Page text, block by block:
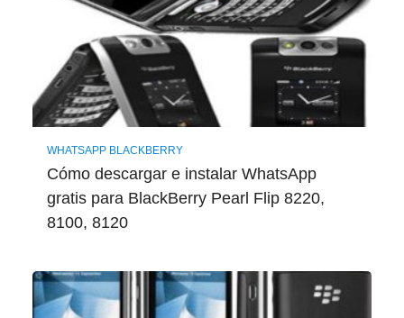
WHATSAPP BLACKBERRY
Cómo descargar e instalar WhatsApp
gratis para BlackBerry Pearl Flip 8220,
8100, 8120